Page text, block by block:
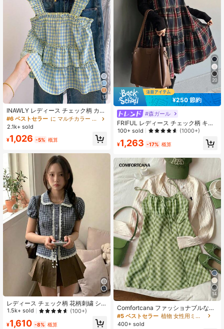
17
INAWLY レディース チェック柄 カジ
ュアル ゆったり ノースリーブトップ
ス 夏向け 万能
#6 ベストセラー
に マルチカラー ソフトデイリートップス
2.1k+ sold
¥1,026 -5% 概算
レディース チェック柄 花柄刺繍 シ
ングルブレスト カジュアル 万能 デ
1.5k+ sold (100+)
¥1,610 -8% 概算
20
¥250 節約
#森ガール
FRIFUL レディース チェック柄 キャ
ミソール リボン付き レースアップ A
ワーク レイヤード カジュアル タン
100+ sold (1000+)
¥1,263 -17% 概算
14
Comfortcana ファッショナブルなセ
クシーなグリーンチェックミニドレ
ス、春先の女性に適しています、ク
#5 ベストセラー
植物 女性用ミニドレス
400+ sold